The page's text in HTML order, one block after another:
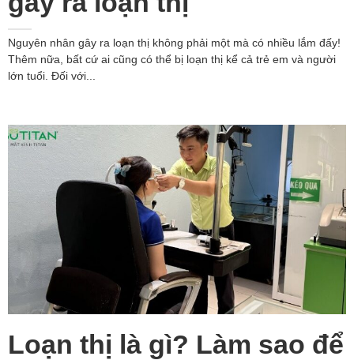
Nguyên nhân gây ra loạn thị không phải một mà có nhiều lắm đấy!
Thêm nữa, bất cứ ai cũng có thể bị loạn thị kể cả trẻ em và người
lớn tuổi. Đối với...
Loạn thị là gì? Làm sao để